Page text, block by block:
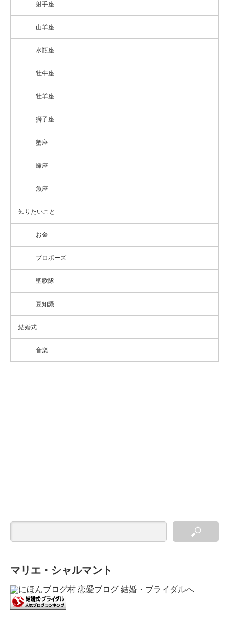
射手座
山羊座
水瓶座
牡牛座
牡羊座
獅子座
蟹座
蠍座
魚座
知りたいこと
お金
プロポーズ
聖歌隊
豆知識
結婚式
音楽
マリエ・シャルマント